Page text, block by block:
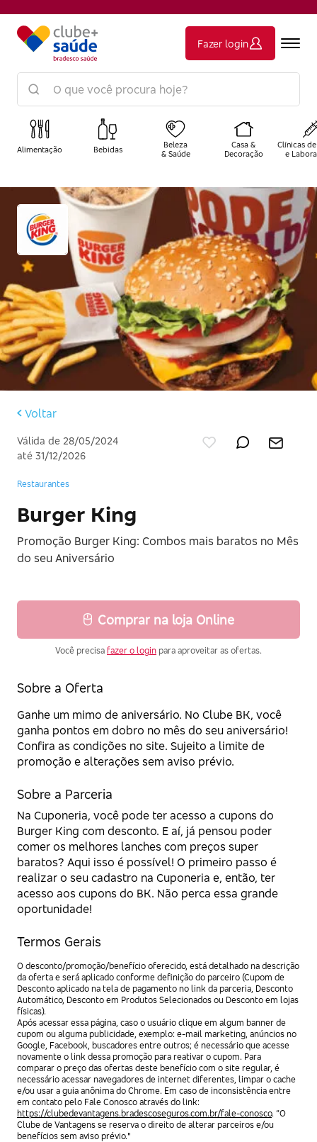
Fazer login
Alimentação Bebidas
Beleza
& Saúde
Casa &
Decoração
Clínicas
e
Voltar
Válida de 28/05/2024
até 31/12/2026
Restaurantes
Burger King
Promoção Burger King: Combos mais baratos no Mês
do seu Aniversário
Comprar na loja Online
Você precisa fazer o login para aproveitar as ofertas.
Sobre a Oferta
Ganhe um mimo de aniversário. No Clube BK, você
ganha pontos em dobro no mês do seu aniversário!
Confira as condições no site. Sujeito a limite de
promoção e alterações sem aviso prévio.
Sobre a Parceria
Na Cuponeria, você pode ter acesso a cupons do
Burger King com desconto. E aí, já pensou poder
comer os melhores lanches com preços super
baratos? Aqui isso é possível! O primeiro passo é
realizar o seu cadastro na Cuponeria e, então, ter
acesso aos cupons do BK. Não perca essa grande
oportunidade!
Termos Gerais
O desconto/promoção/benefício oferecido, está detalhado na descrição
da oferta e será aplicado conforme definição do parceiro (Cupom de
Desconto aplicado na tela de pagamento no link da parceria, Desconto
Automático, Desconto em Produtos Selecionados ou Desconto em lojas
físicas).
Após acessar essa página, caso o usuário clique em algum banner de
cupom ou alguma publicidade, exemplo: e-mail marketing, anúncios no
Google, Facebook, buscadores entre outros; é necessário que acesse
novamente o link dessa promoção para reativar o cupom. Para
comparar o preço das ofertas deste benefício com o site regular, é
necessário acessar navegadores de internet diferentes, limpar o cache
e/ou usar a guia anônima do Chrome. Em caso de inconsistência entre
em contato pelo Fale Conosco através do link:
https://clubedevantagens.bradescoseguros.com.br/fale-conosco. “O
Clube de Vantagens se reserva o direito de alterar parceiros e/ou
benefícios sem aviso prévio."